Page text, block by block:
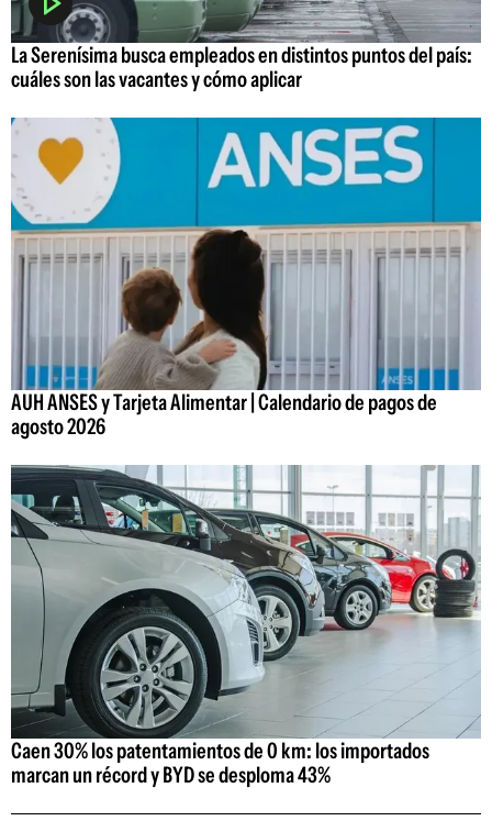
La Serenísima busca empleados en distintos puntos del país:
cuáles son las vacantes y cómo aplicar
AUH ANSES y Tarjeta Alimentar | Calendario de pagos de
agosto 2026
Caen 30% los patentamientos de 0 km: los importados
marcan un récord y BYD se desploma 43%